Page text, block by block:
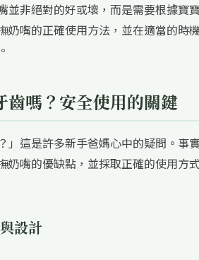
並非絕對的好或壞，而是需要根據寶
奶嘴的正確使用方法，並在適當的時
齒嗎？安全使用的關鍵
」這是許多新手爸媽心中的疑問。事
奶嘴的優缺點，並採取正確的使用方
設計